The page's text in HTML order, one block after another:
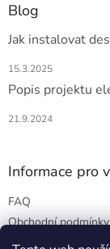
Blog
Jak instalovat
15.3.2025
Popis projektu
21.9.2024
Informace pro
FAQ
Obchodní podmínky
Podmínky ochrany